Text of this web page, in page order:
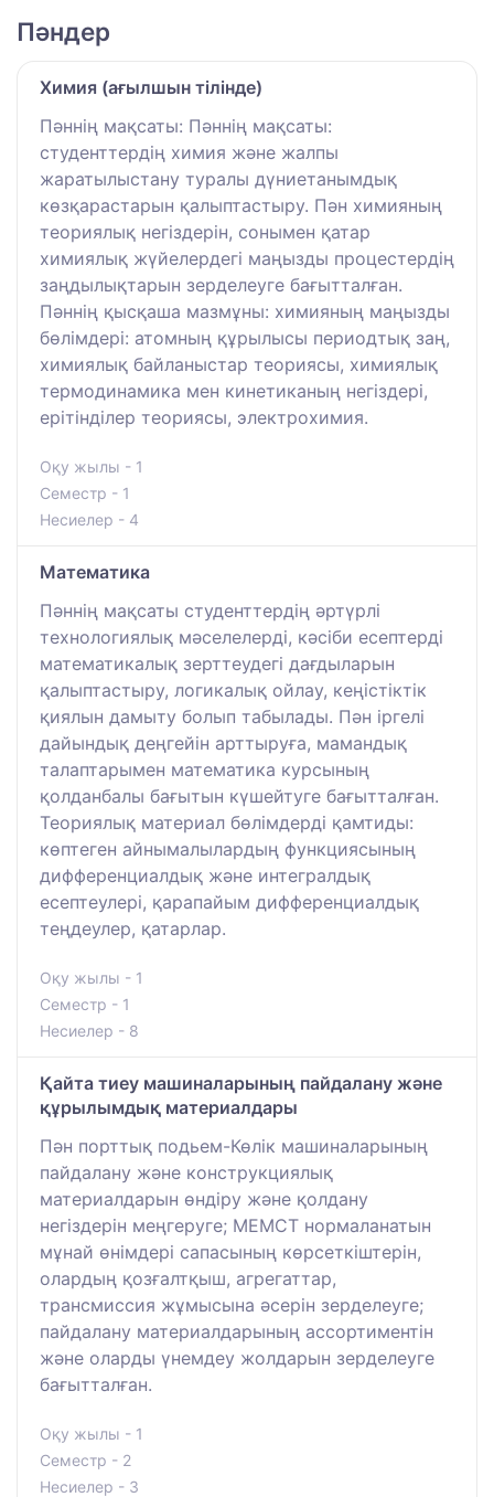
Пәндер
Химия (ағылшын тілінде)
Пәннің мақсаты: Пәннің мақсаты:
студенттердің химия және жалпы
жаратылыстану туралы дүниетанымдық
көзқарастарын қалыптастыру. Пән химияның
теориялық негіздерін, сонымен қатар
химиялық жүйелердегі маңызды процестердің
заңдылықтарын зерделеуге бағытталған.
Пәннің қысқаша мазмұны: химияның маңызды
бөлімдері: атомның құрылысы периодтық заң,
химиялық байланыстар теориясы, химиялық
термодинамика мен кинетиканың негіздері,
ерітінділер теориясы, электрохимия.
Оқу жылы - 1
Семестр - 1
Несиелер - 4
Математика
Пәннің мақсаты студенттердің әртүрлі
технологиялық мәселелерді, кәсіби есептерді
математикалық зерттеудегі дағдыларын
қалыптастыру, логикалық ойлау, кеңістіктік
қиялын дамыту болып табылады. Пән іргелі
дайындық деңгейін арттыруға, мамандық
талаптарымен математика курсының
қолданбалы бағытын күшейтуге бағытталған.
Теориялық материал бөлімдерді қамтиды:
көптеген айнымалылардың функциясының
дифференциалдық және интегралдық
есептеулері, қарапайым дифференциалдық
теңдеулер, қатарлар.
Оқу жылы - 1
Семестр - 1
Несиелер - 8
Қайта тиеу машиналарының пайдалану және
құрылымдық материалдары
Пән порттық подьем-Көлік машиналарының
пайдалану және конструкциялық
материалдарын өндіру және қолдану
негіздерін меңгеруге; МЕМСТ нормаланатын
мұнай өнімдері сапасының көрсеткіштерін,
олардың қозғалтқыш, агрегаттар,
трансмиссия жұмысына әсерін зерделеуге;
пайдалану материалдарының ассортиментін
және оларды үнемдеу жолдарын зерделеуге
бағытталған.
Оқу жылы - 1
Семестр - 2
Несиелер - 3